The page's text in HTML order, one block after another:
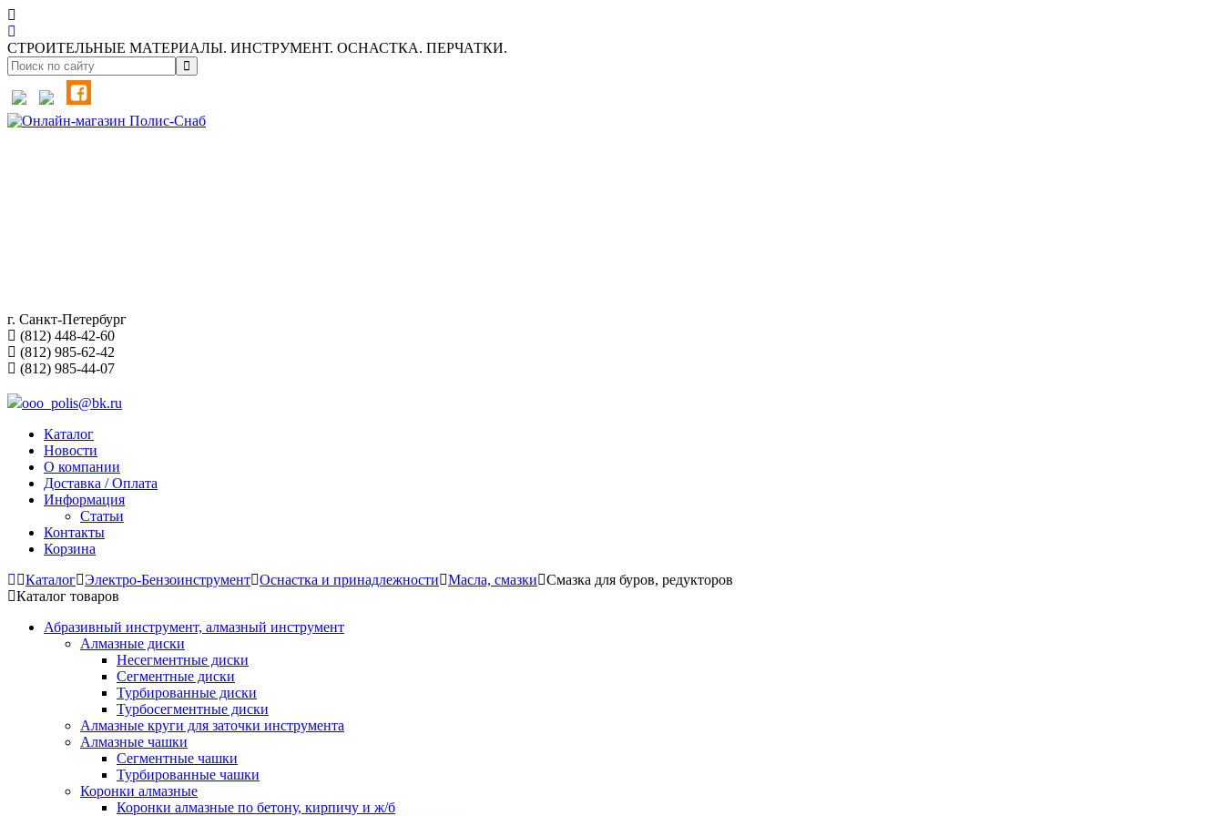
СТРОИТЕЛЬНЫЕ МАТЕРИАЛЫ. ИНСТРУМЕНТ. ОСНАСТКА. ПЕРЧАТКИ.
г. Санкт-Петербург
(812) 448-42-60
(812) 985-62-42
(812) 985-44-07
ooo_polis@bk.ru
Каталог
Новости
О компании
Доставка / Оплата
Информация
Статьи
Контакты
Корзина
Каталог Электро-Бензоинструмент Оснастка и принадлежности Масла, смазки
Смазка для буров, редукторов
Каталог товаров
Абразивный инструмент, алмазный инструмент
Алмазные диски
Несегментные диски
Сегментные диски
Турбированные диски
Турбосегментные диски
Алмазные круги для заточки инструмента
Алмазные чашки
Сегментные чашки
Турбированные чашки
Коронки алмазные
Коронки алмазные по бетону, кирпичу и ж/б